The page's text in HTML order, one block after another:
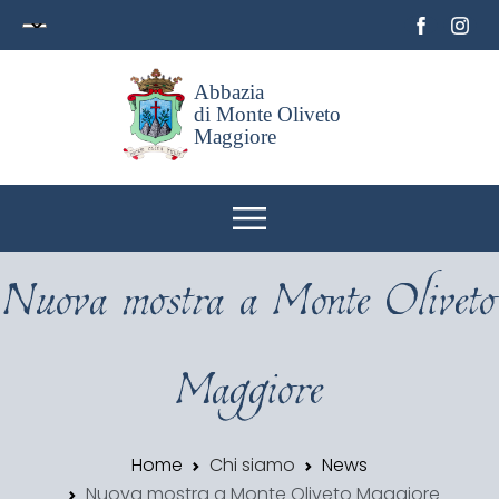
Abbazia
di Monte Oliveto
Maggiore
Nuova mostra a Monte Oliveto
Maggiore
Home Chi siamo
News
Nuova mostra a Monte Oliveto Maggiore